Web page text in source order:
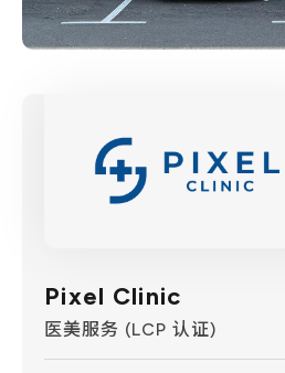
Pixel Clinic
医美服务 (LCP 认证)